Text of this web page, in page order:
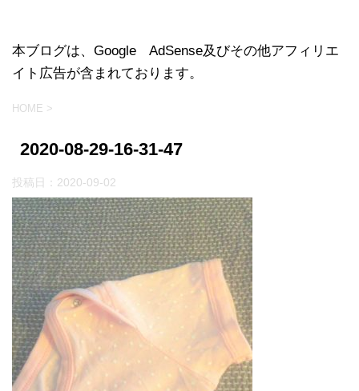
本ブログは、Google AdSense及びその他アフィリエ
イト広告が含まれております。
HOME >
2020-08-29-16-31-47
投稿日： 2020-09-02